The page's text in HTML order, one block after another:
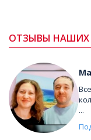
ОТЗЫВЫ НАШИХ
...